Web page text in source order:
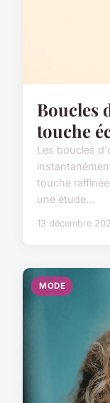
Boucles
touche
Les boucles
touche
une étude...
13 décembre
MODE